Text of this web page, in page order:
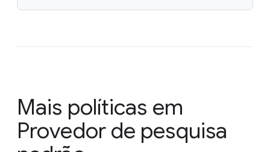
Mais políticas em
Provedor de pesquisa